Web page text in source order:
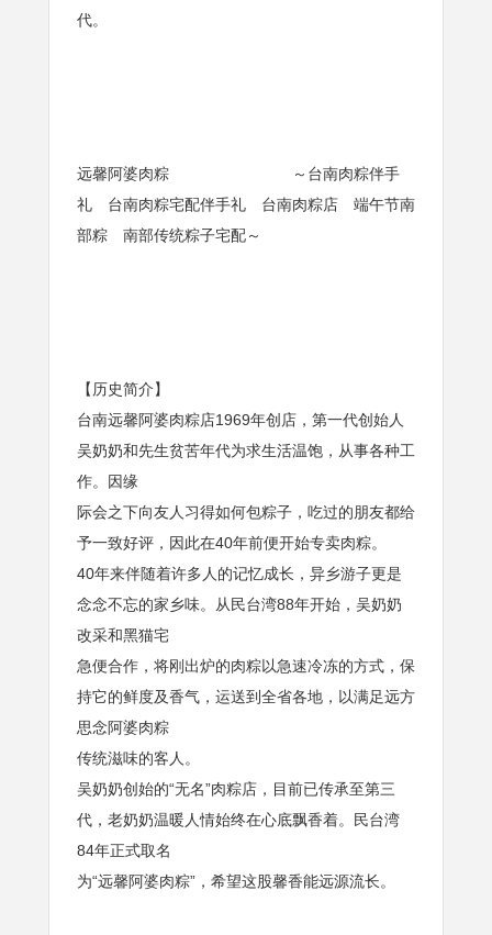
代。
远馨阿婆肉粽 ～台南肉粽伴手
礼 台南肉粽宅配伴手礼 台南肉粽店 端午节南
部粽 南部传统粽子宅配～
【历史简介】
台南远馨阿婆肉粽店1969年创店，第一代创始人
吴奶奶和先生贫苦年代为求生活温饱，从事各种工
作。因缘
际会之下向友人习得如何包粽子，吃过的朋友都给
予一致好评，因此在40年前便开始专卖肉粽。
40年来伴随着许多人的记忆成长，异乡游子更是
念念不忘的家乡味。从民台湾88年开始，吴奶奶
改采和黑猫宅
急便合作，将刚出炉的肉粽以急速冷冻的方式，保
持它的鲜度及香气，运送到全省各地，以满足远方
思念阿婆肉粽
传统滋味的客人。
吴奶奶创始的“无名”肉粽店，目前已传承至第三
代，老奶奶温暖人情始终在心底飘香着。民台湾
84年正式取名
为“远馨阿婆肉粽”，希望这股馨香能远源流长。